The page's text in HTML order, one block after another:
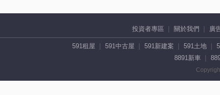
投資者專區 關於我們 廣
591租屋 591中古屋 591新建案 591土地
8891新車